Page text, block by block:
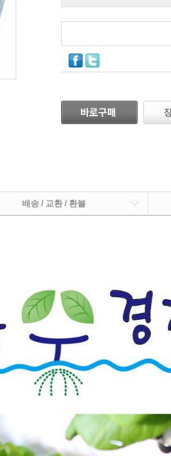
배송 / 교환 / 환불